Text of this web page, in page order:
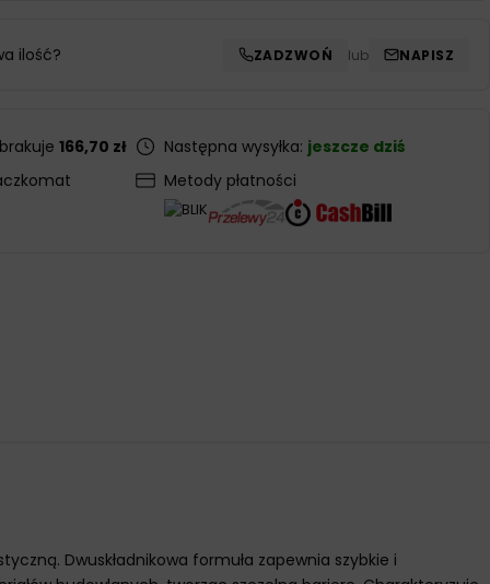
ilość? ZADZWOŃ lub NAPISZ
166,70 zł
Następna wysyłka: jeszcze dziś
Metody płatności
Dwuskładnikowa formuła zapewnia szybkie i